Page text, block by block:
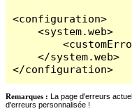
<configuration>
    <system.web>
    </system.web>
</configuration>
Remarques : La page d'erreurs
d'erreurs personnalisée !